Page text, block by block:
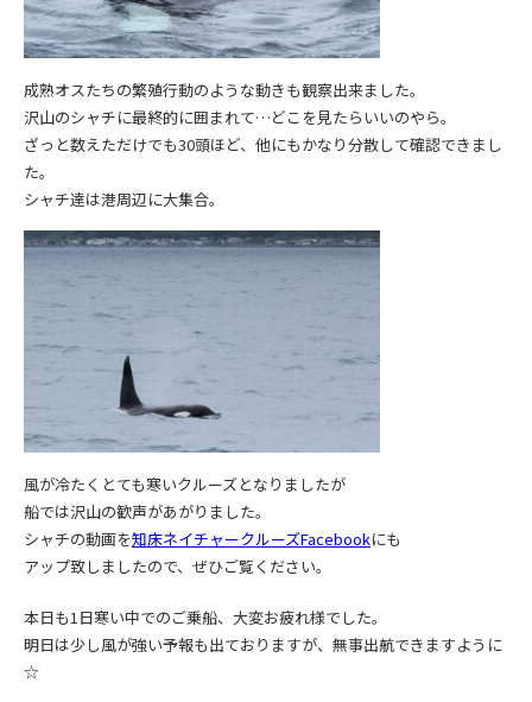
成熟オスたちの繁殖行動のような動きも観察出来ました。
沢山のシャチに最終的に囲まれて…どこを見たらいいのやら。
ざっと数えただけでも30頭ほど、他にもかなり分散して確認できまし
た。
シャチ達は港周辺に大集合。
風が冷たくとても寒いクルーズとなりましたが
船では沢山の歓声があがりました。
シャチの動画を知床ネイチャークルーズFacebookにも
アップ致しましたので、ぜひご覧ください。
本日も1日寒い中でのご乗船、大変お疲れ様でした。
明日は少し風が強い予報も出ておりますが、無事出航できますように
☆